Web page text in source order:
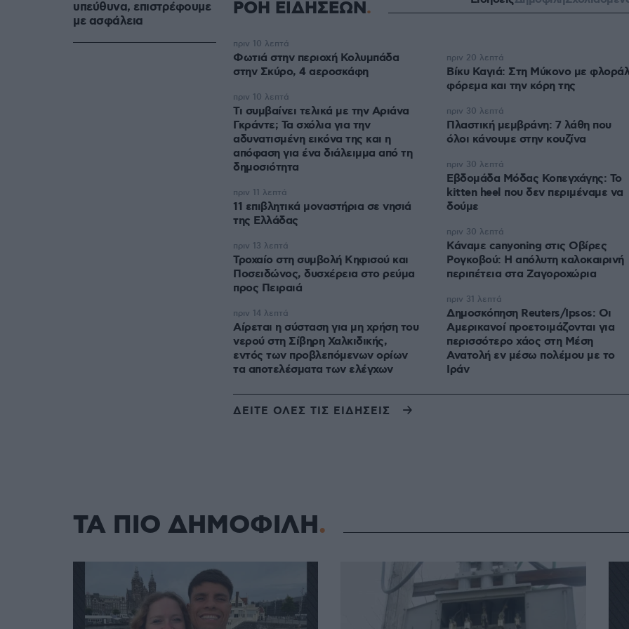
υπεύθυνα, επιστρέφουμε
με ασφάλεια
ΡΟΗ ΕΙΔΗΣΕΩΝ
Φωτιά στην περιοχή Κολυμπάδα
στην Σκύρο, 4 αεροσκάφη
πριν 10 λεπτά
Τι συμβαίνει τελικά με την Αριάνα
Γκράντε; Τα σχόλια για την
αδυνατισμένη εικόνα της και η
απόφαση για ένα διάλειμμα από τη
δημοσιότητα
πριν 10 λεπτά
11 επιβλητικά μοναστήρια σε νησιά
της Ελλάδας
πριν 11 λεπτά
Τροχαίο στη συμβολή Κηφισού και
Ποσειδώνος, δυσχέρεια στο ρεύμα
προς Πειραιά
πριν 13 λεπτά
Αίρεται η σύσταση για μη χρήση του
νερού στη Σίβηρη Χαλκιδικής,
εντός των προβλεπόμενων ορίων
τα αποτελέσματα των ελέγχων
πριν 14 λεπτά
Βίκυ Καγιά: Στη Μύκονο με φλοράλ
φόρεμα και την κόρη της
πριν 20 λεπτά
Πλαστική μεμβράνη: 7 λάθη που
όλοι κάνουμε στην κουζίνα
πριν 30 λεπτά
Εβδομάδα Μόδας Κοπεγχάγης: Το
kitten heel που δεν περιμέναμε να
δούμε
πριν 30 λεπτά
Κάναμε canyoning στις Οβίρες
Ρογκοβού: Η απόλυτη καλοκαιρινή
περιπέτεια στα Ζαγοροχώρια
πριν 30 λεπτά
Δημοσκόπηση Reuters/Ipsos: Οι
Αμερικανοί προετοιμάζονται για
περισσότερο χάος στη Μέση
Ανατολή εν μέσω πολέμου με το
Ιράν
πριν 31 λεπτά
ΔΕΙΤΕ ΟΛΕΣ ΤΙΣ ΕΙΔΗΣΕΙΣ
ΤΑ ΠΙΟ ΔΗΜΟΦΙΛΗ